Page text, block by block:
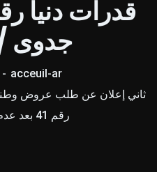
جدوى /
acceuil-ar
ثاني إعلان عن طلب عروض
رقم 41 بعد عدم جدوى / 2025